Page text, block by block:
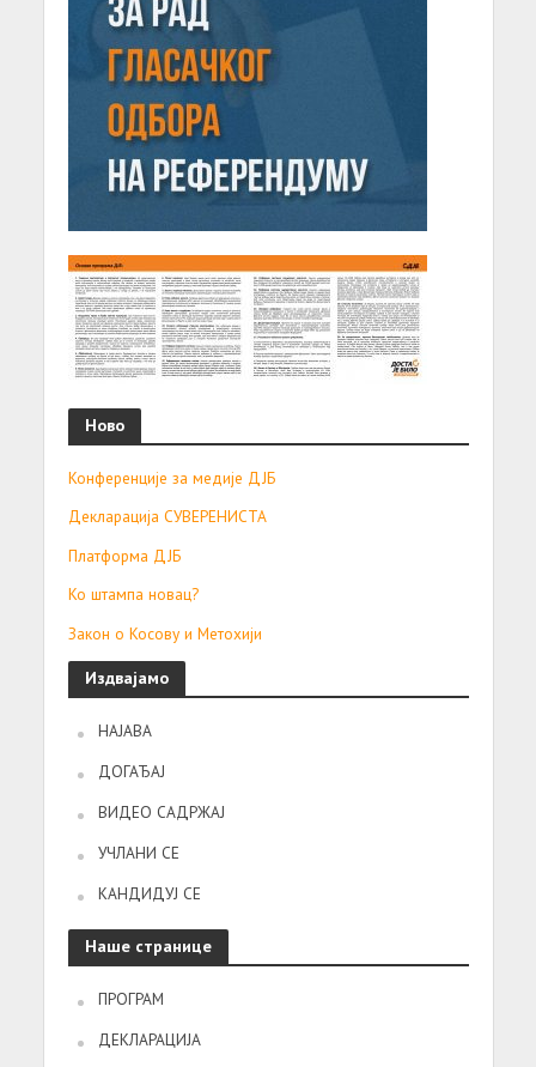
Ново
Конференције за медије ДЈБ
Декларација СУВЕРЕНИСТА
Платформа ДЈБ
Ко штампа новац?
Закон о Косову и Метохији
Издвајамо
НАЈАВА
ДОГАЂАЈ
ВИДЕО САДРЖАЈ
УЧЛАНИ СЕ
КАНДИДУЈ СЕ
Наше странице
ПРОГРАМ
ДЕКЛАРАЦИЈА